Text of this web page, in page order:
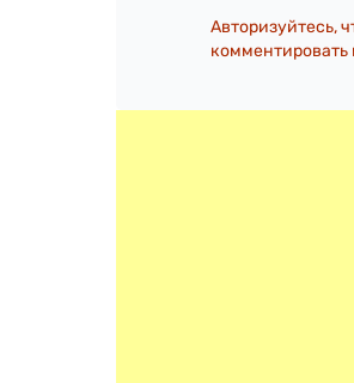
Авторизуйтесь,
комментировать